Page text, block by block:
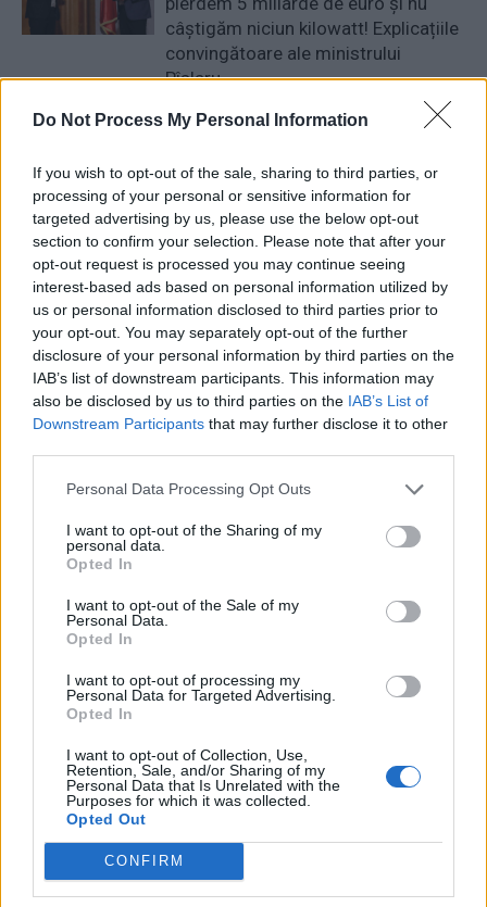
Do Not Process My Personal Information
If you wish to opt-out of the sale, sharing to third parties, or
processing of your personal or sensitive information for
targeted advertising by us, please use the below opt-out
section to confirm your selection. Please note that after your
opt-out request is processed you may continue seeing
interest-based ads based on personal information utilized by
us or personal information disclosed to third parties prior to
your opt-out. You may separately opt-out of the further
disclosure of your personal information by third parties on the
IAB’s list of downstream participants. This information may
also be disclosed by us to third parties on the IAB’s List of
Downstream Participants that may further disclose it to other
Personal Data Processing Opt Outs
I want to opt-out of the Sharing of my
personal data.
Opted In
I want to opt-out of the Sale of my
Personal Data.
Opted In
I want to opt-out of processing my
Personal Data for Targeted Advertising.
Opted In
I want to opt-out of Collection, Use,
Retention, Sale, and/or Sharing of my
Personal Data that Is Unrelated with the
Purposes for which it was collected.
Opted Out
CONFIRM
câștigăm niciun kilowatt! Explicațiile
convingătoare ale ministrului
Pîslaru
News
A doua operațiune obscenă a
Pașca – Dumbrava”. Un fost
consilier al lui Băsescu a fost
percheziționat și...
Tofan Mihai
Doar cei cu pensii speciale, enorme, nesimtite si
nemeritate , penalii , hotii, coruptii, interlopii si
de suflet ai PSD .Doar de grija si bunastarea lor s-a
ocupat PSD de cind guverneaza cum guverneaza !
MUIE PSD !
LĂSAȚI UN MESAJ